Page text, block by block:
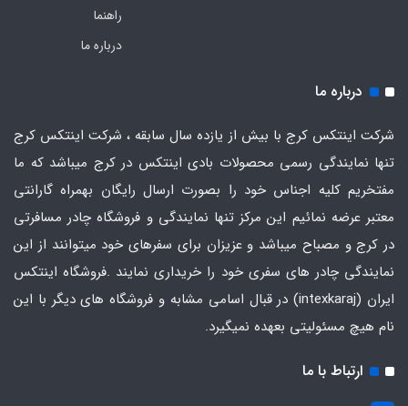
راهنما
درباره ما
درباره ما
شرکت اینتکس کرج با بیش از یازده سال سابقه ، شرکت اینتکس کرج
تنها نمایندگی رسمی محصولات بادی اینتکس در کرج میباشد که ما
مفتخریم کلیه اجناس خود را بصورت ارسال رایگان بهمراه گارانتی
معتبر عرضه نمائیم این مرکز تنها نمایندگی و فروشگاه چادر مسافرتی
در کرج و مصباح میباشد و عزیزان برای سفرهای خود میتوانند از این
نمایندگی چادر های سفری خود را خریداری نمایند .فروشگاه اینتکس
ایران
(intexkaraj) در قبال اسامی مشابه و فروشگاه های دیگر با این
نام هیچ مسئولیتی بعهده نمیگیرد.
ارتباط با ما